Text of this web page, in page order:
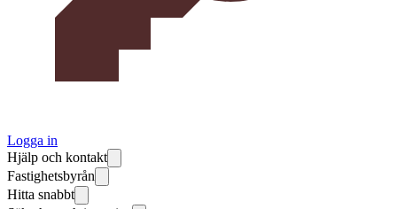
Logga in
Hjälp och kontakt
Fastighetsbyrån
Hitta snabbt